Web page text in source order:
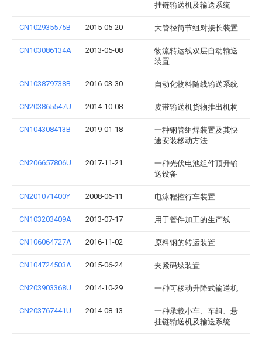
挂链输送机及输送系统
CN102935575B 2015-05-20 大管径筒节组对接长装置
CN103086134A 2013-05-08
物流转运线双层自动输送
装置
CN103879738B 2016-03-30 自动化物料随线输送系统
CN203865547U 2014-10-08 皮带输送机货物推出机构
CN104308413B 2019-01-18
一种钢管组焊装置及其快
速安装移动方法
CN206657806U 2017-11-21
一种光伏电池组件顶升输
送设备
CN201071400Y 2008-06-11 电泳程控行车装置
CN103203409A 2013-07-17 用于管件加工的生产线
CN106064727A 2016-11-02 原料钢的转运装置
CN104724503A 2015-06-24 夹紧码垛装置
CN203903368U 2014-10-29 一种可移动升降式输送机
CN203767441U 2014-08-13
一种承载小车、车组、悬
挂链输送机及输送系统